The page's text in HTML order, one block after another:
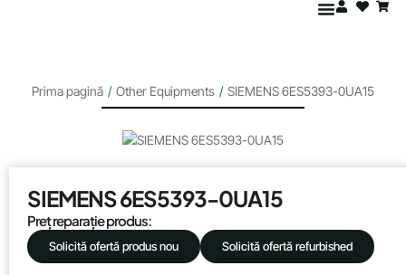
Prima pagină / Other Equipments / SIEMENS 6ES5393-0UA15
SIEMENS 6ES5393-0UA15
Preț reparație produs:
Solicită ofertă produs nou Solicită ofertă refurbished